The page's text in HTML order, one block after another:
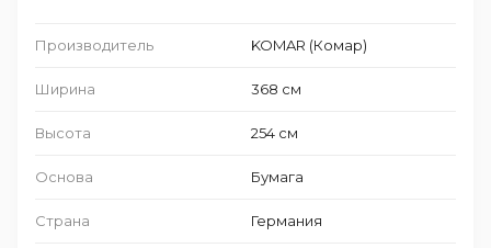
Производитель KOMAR (Комар)
Ширина 368 см
Высота 254 см
Основа Бумага
Страна Германия